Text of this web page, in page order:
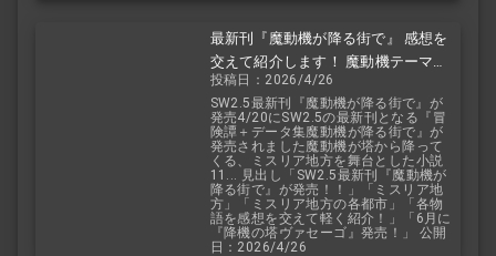
最新刊『魔動機が降る街で』 感想を
交えて紹介します！ 魔動機テーマの
小説！ おもしろいデータも多数！
投稿日：2026/4/26
SW2.5最新刊『魔動機が降る街で』が
発売4/20にSW2.5の最新刊となる『冒
険譚＋データ集魔動機が降る街で』が
発売されました魔動機が塔から降って
くる、ミスリア地方を舞台とした小説
11... 見出し「SW2.5最新刊『魔動機が
降る街で』が発売！！」「ミスリア地
方」「ミスリア地方の各都市」「各物
語を感想を交えて軽く紹介！」「6月に
『降機の塔ヴァセーゴ』発売！」 公開
日：2026/4/26